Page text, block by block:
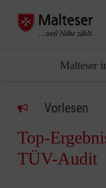
Malteser
Vorlesen
Top-
TÜV-Audit